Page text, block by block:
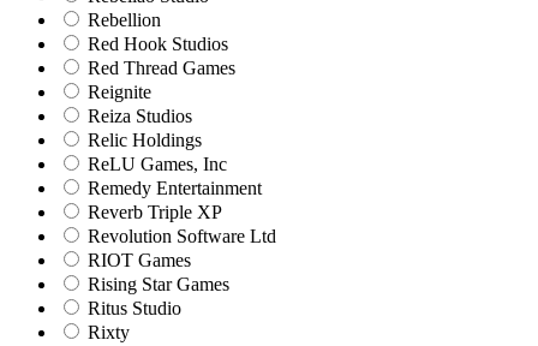
Rebellion
Red Hook Studios
Red Thread Games
Reignite
Reiza Studios
Relic Holdings
ReLU Games, Inc
Remedy Entertainment
Reverb Triple XP
Revolution Software Ltd
RIOT Games
Rising Star Games
Ritus Studio
Rixty